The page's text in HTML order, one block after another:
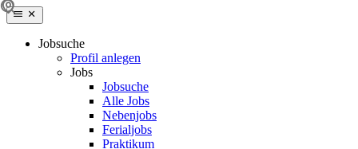
Jobsuche
Profil anlegen
Jobs
Jobsuche
Alle Jobs
Nebenjobs
Ferialjobs
Praktikum